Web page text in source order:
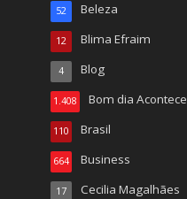
Beleza
52
Blima Efraim
12
Blog
4
Bom dia Acontece
1.408
Brasil
110
Business
664
Cecilia Magalhães
17